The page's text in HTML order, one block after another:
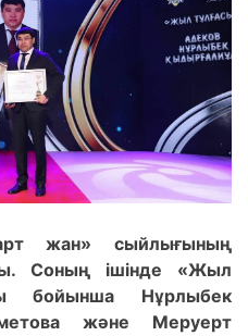
жан» сыйлығының
Соның ішінде «Жыл
бойынша Нұрлыбек
және Меруерт